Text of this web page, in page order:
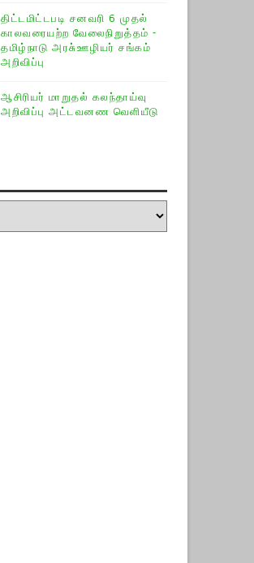
திட்டமிட்டபடி சனவரி 6 முதல்
காலவரையற்ற வேலைநிறுத்தம் -
தமிழ்நாடு அரசு்ஊழியர் சங்கம்
அறிவிப்பு
ஆசிரியர் மாறுதல் கலந்தாய்வு
அறிவிப்பு அட்டவனண வெளியீடு